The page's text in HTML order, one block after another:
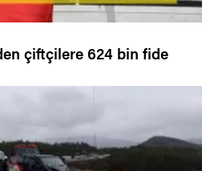
çiftçilere 624 bin fide